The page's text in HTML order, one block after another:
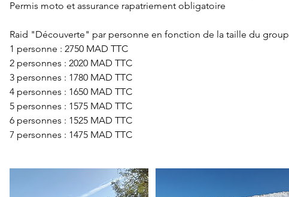
Permis moto et assurance rapatriement obligatoire
Raid "Découverte" par personne en fonction de la taille du
1 personne : 2750 MAD TTC
2 personnes : 2020 MAD TTC
3 personnes : 1780 MAD TTC
4 personnes : 1650 MAD TTC
5 personnes : 1575 MAD TTC
6 personnes : 1525 MAD TTC
7 personnes : 1475 MAD TTC